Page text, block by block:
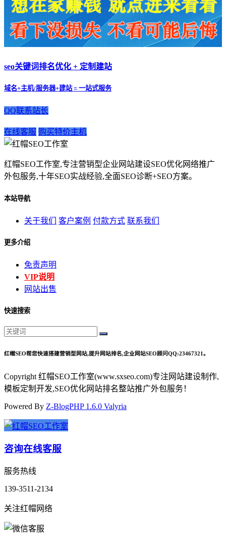
seo关键词排名优化 + 定制建站
域名+主机/服务器+建站 = 一站式服务
QQ联系站长
在线客服 购买特价主机
红帽SEO工作室,专注营销型企业网站建设SEO优化网络推广
外包服务,十年SEO实战经验,全面SEO诊断+SEO方案。
本站导航
关于我们 客户案例 付款方式 联系我们
更多介绍
免责声明
VIP说明
网站出售
快速搜索
红帽SEO帮您快速搭建营销型网站,提升网站排名,企业网站SEO顾问QQ:23467321。
Copyright 红帽SEO工作室(www.sxseo.com)专注网站建设制作,
模板定制开发,SEO优化网站排名整站推广外包服务！
Powered By Z-BlogPHP 1.6.0 Valyria
咨询在线客服
服务热线
139-3511-2134
关注红帽网络